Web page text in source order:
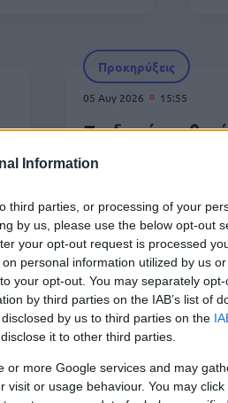
Information
third parties, or processing of your
by us, please use the below opt-out
your opt-out request is processed
personal information utilized by us
your opt-out. You may separately
by third parties on the IAB’s list of
by us to third parties on the
it to other third parties.
or more Google services and may
visit or usage behaviour. You may
Προκηρύξεις
05 Αυγ 2026 15:55
Παιδικοί
Ψυχικού
Νέες
- Πού
05